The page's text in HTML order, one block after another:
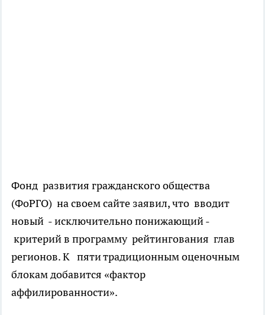
Фонд развития гражданского общества
(ФоРГО) на своем сайте заявил, что вводит
новый - исключительно понижающий -
критерий в программу рейтингования глав
регионов. К пяти традиционным оценочным
блокам добавится «фактор
аффилированности».